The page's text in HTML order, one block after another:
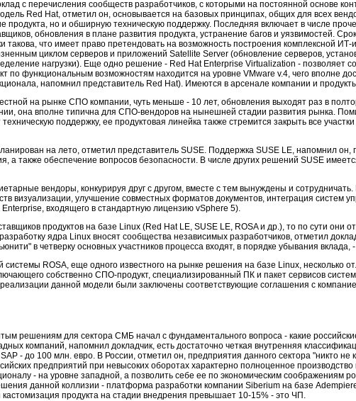
с перечисления сообществ разработчиков, с которыми на постоянной основе
Red Hat, отметил он, основывается на базовых принципах, общих для всех
но и обширную техническую поддержку. Последняя включает в числе
обновления в плане развития продукта, устранение багов и уязвимостей.
что имеет право претендовать на возможность построения комплексной
циклом серверов и приложений Satellite Server (обновление серверов,
нагрузки). Еще одно решение - Red Hat Enterprise Virtualization - позволяет
по функциональным возможностям находится на уровне VMware v.4, чего вполне
напомнил представитель Red Hat). Имеются в арсенале компании и
на рынке СПО компании, чуть меньше - 10 лет, обновления выходят раз в
она вполне типична для СПО-вендоров на нынешней стадии развития рынка.
поддержку, ее продуктовая линейка также стремится закрыть все
на лето, отметил представитель SUSE. Поддержка SUSE LE, напомнил
также обеспечение вопросов безопасности. В числе других решений SUSE
вендоры, конкурируя друг с другом, вместе с тем вынуждены и
визуализации, улучшение совместных форматов документов, интеграция систем
входящего в стандартную лицензию vSphere 5).
продуктов на базе Linux (Red Hat LE, SUSE LE, ROSA и др.), то по сути они
ядра Linux вносят сообщества независимых разработчиков, отметил
в четверку основных участников процесса входят, в порядке убывания вклада,
ROSA, еще одного известного на рынке решения на базе Linux, несколько
собственно СПО-продукт, специализированный ПК и пакет сервисов
данной модели были заключены соответствующие соглашения с
решениям для сектора СМБ начал с фундаментального вопроса - какие
компаний, напомнил докладчик, есть достаточно четкая внутренняя
- до 100 млн. евро. В России, отметил он, предприятия данного сектора "никто
предприятий при невысоких оборотах характерно полноценное производство
- на уровне западной, а позволить себе ее по экономическим соображениям
данной коллизии - платформа разработки компании Siberium на базе
продукта на стадии внедрения превышает 10-15% - это ЧП.